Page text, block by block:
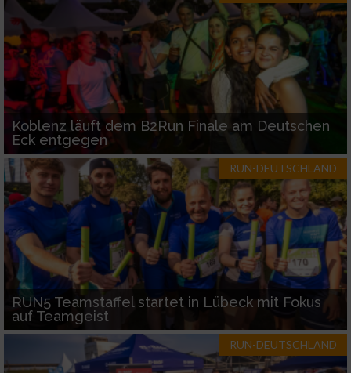
Koblenz läuft dem B2Run Finale am Deutschen
Eck entgegen
RUN-DEUTSCHLAND
RUN5 Teamstaffel startet in Lübeck mit Fokus
auf Teamgeist
RUN-DEUTSCHLAND